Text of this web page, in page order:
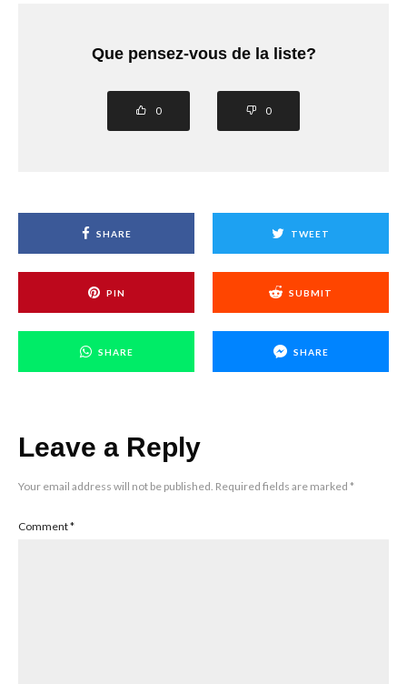
Que pensez-vous de la liste?
0 0
SHARE TWEET
PIN SUBMIT
SHARE SHARE
Leave a Reply
Your email address will not be published. Required fields are marked *
Comment*